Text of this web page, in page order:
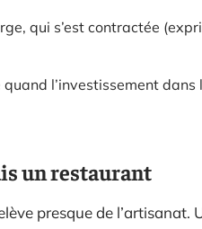
qui s’est contractée
l’investissement dans
un restaurant
presque de l’artisanat.